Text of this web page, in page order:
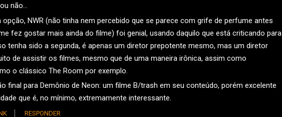
não…
NWR (não tinha nem percebido que se parece com grife de perfume antes
fez gostar mais ainda do filme) foi genial, usando daquilo que está criticando para
tenha sido a segunda, é apenas um diretor prepotente mesmo, mas um diretor
de assistir os filmes, mesmo que de uma maneira irônica, assim como
o clássico The Room por exemplo.
final para Demônio de Neon: um filme B/trash em seu conteúdo, porém excelente
que é, no mínimo, extremamente interessante.
RESPONDER